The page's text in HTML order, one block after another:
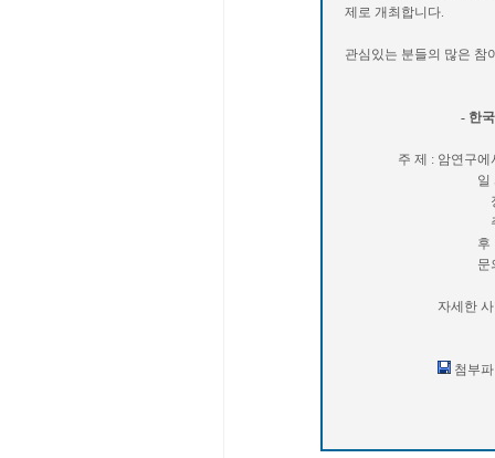
제로 개최합니다.
관심있는 분들의 많은 참
- 한
주 제 : 암연구에서
일 시 : 2009년
장 소 : 한국방
주 최 : 한국
후 원 : 대한보건
문의전화 :
자세한 사항은 첨
첨부